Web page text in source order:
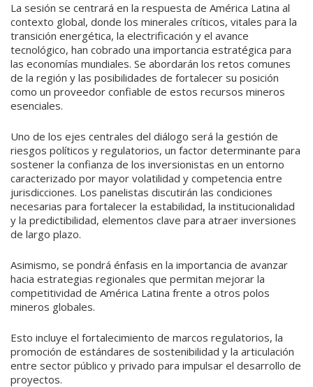
La sesión se centrará en la respuesta de América Latina al
contexto global, donde los minerales críticos, vitales para la
transición energética, la electrificación y el avance
tecnológico, han cobrado una importancia estratégica para
las economías mundiales. Se abordarán los retos comunes
de la región y las posibilidades de fortalecer su posición
como un proveedor confiable de estos recursos mineros
esenciales.
Uno de los ejes centrales del diálogo será la gestión de
riesgos políticos y regulatorios, un factor determinante para
sostener la confianza de los inversionistas en un entorno
caracterizado por mayor volatilidad y competencia entre
jurisdicciones. Los panelistas discutirán las condiciones
necesarias para fortalecer la estabilidad, la institucionalidad
y la predictibilidad, elementos clave para atraer inversiones
de largo plazo.
Asimismo, se pondrá énfasis en la importancia de avanzar
hacia estrategias regionales que permitan mejorar la
competitividad de América Latina frente a otros polos
mineros globales.
Esto incluye el fortalecimiento de marcos regulatorios, la
promoción de estándares de sostenibilidad y la articulación
entre sector público y privado para impulsar el desarrollo de
proyectos.